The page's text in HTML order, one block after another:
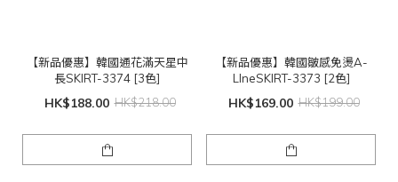
【新品優惠】韓國通花滿天星中
長SKIRT-3374 [3色]
HK$188.00 HK$218.00
【新品優惠】韓國皺感免燙A-
LIneSKIRT-3373 [2色]
HK$169.00 HK$199.00